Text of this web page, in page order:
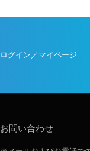
ログイン／マイページ
お問い合わせ